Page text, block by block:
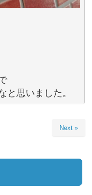
と思いました。
Next »